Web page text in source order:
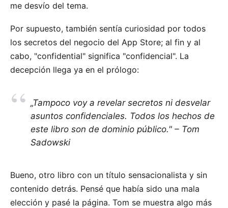
me desvío del tema.
Por supuesto, también sentía curiosidad por todos
los secretos del negocio del App Store; al fin y al
cabo, "confidential" significa "confidencial". La
decepción llega ya en el prólogo:
„Tampoco voy a revelar secretos ni desvelar
asuntos confidenciales. Todos los hechos de
este libro son de dominio público." – Tom
Sadowski
Bueno, otro libro con un título sensacionalista y sin
contenido detrás. Pensé que había sido una mala
elección y pasé la página. Tom se muestra algo más